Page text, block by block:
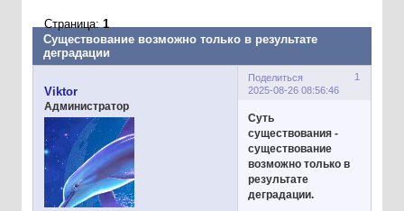
Существование возможно только в результате
деградации
Страница:1
Поделиться
1
2025-08-26 08:56:46
Viktor
Администратор
Суть
существования -
существование
возможно только в
результате
деградации.